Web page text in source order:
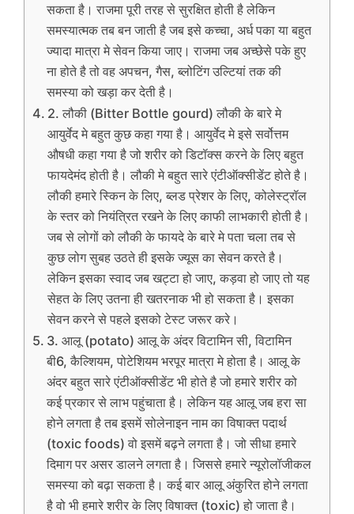
सकता है। राजमा पूरी तरह से सुरक्षित होती है लेकिन
समस्यात्मक तब बन जाती है जब इसे कच्चा, अर्ध पका या बहुत
ज्यादा मात्रा मे सेवन किया जाए। राजमा जब अच्छेसे पके हुए
ना होते है तो वह अपचन, गैस, ब्लोटिंग उल्टियां तक की
समस्या को खड़ा कर देती है।
2. लौकी (Bitter Bottle gourd) लौकी के बारे मे
आयुर्वेद मे बहुत कुछ कहा गया है। आयुर्वेद मे इसे सर्वोत्तम
औषधी कहा गया है जो शरीर को डिटॉक्स करने के लिए बहुत
फायदेमंद होती है। लौकी मे बहुत सारे एंटीऑक्सीडेंट होते है।
लौकी हमारे स्किन के लिए, ब्लड प्रेशर के लिए, कोलेस्ट्रॉल
के स्तर को नियंत्रित रखने के लिए काफी लाभकारी होती है।
जब से लोगों को लौकी के फायदे के बारे मे पता चला तब से
कुछ लोग सुबह उठते ही इसके ज्यूस का सेवन करते है।
लेकिन इसका स्वाद जब खट्टा हो जाए, कड़वा हो जाए तो यह
सेहत के लिए उतना ही खतरनाक भी हो सकता है। इसका
सेवन करने से पहले इसको टेस्ट जरूर करे।
3. आलू (potato) आलू के अंदर विटामिन सी, विटामिन
बी6, कैल्शियम, पोटेशियम भरपूर मात्रा मे होता है। आलू के
अंदर बहुत सारे एंटीऑक्सीडेंट भी होते है जो हमारे शरीर को
कई प्रकार से लाभ पहुंचाता है। लेकिन यह आलू जब हरा सा
होने लगता है तब इसमें सोलेनाइन नाम का विषाक्त पदार्थ
(toxic foods) वो इसमें बढ़ने लगता है। जो सीधा हमारे
दिमाग पर असर डालने लगता है। जिससे हमारे न्यूरोलॉजीकल
समस्या को बढ़ा सकता है। कई बार आलू अंकुरित होने लगता
है वो भी हमारे शरीर के लिए विषाक्त (toxic) हो जाता है।